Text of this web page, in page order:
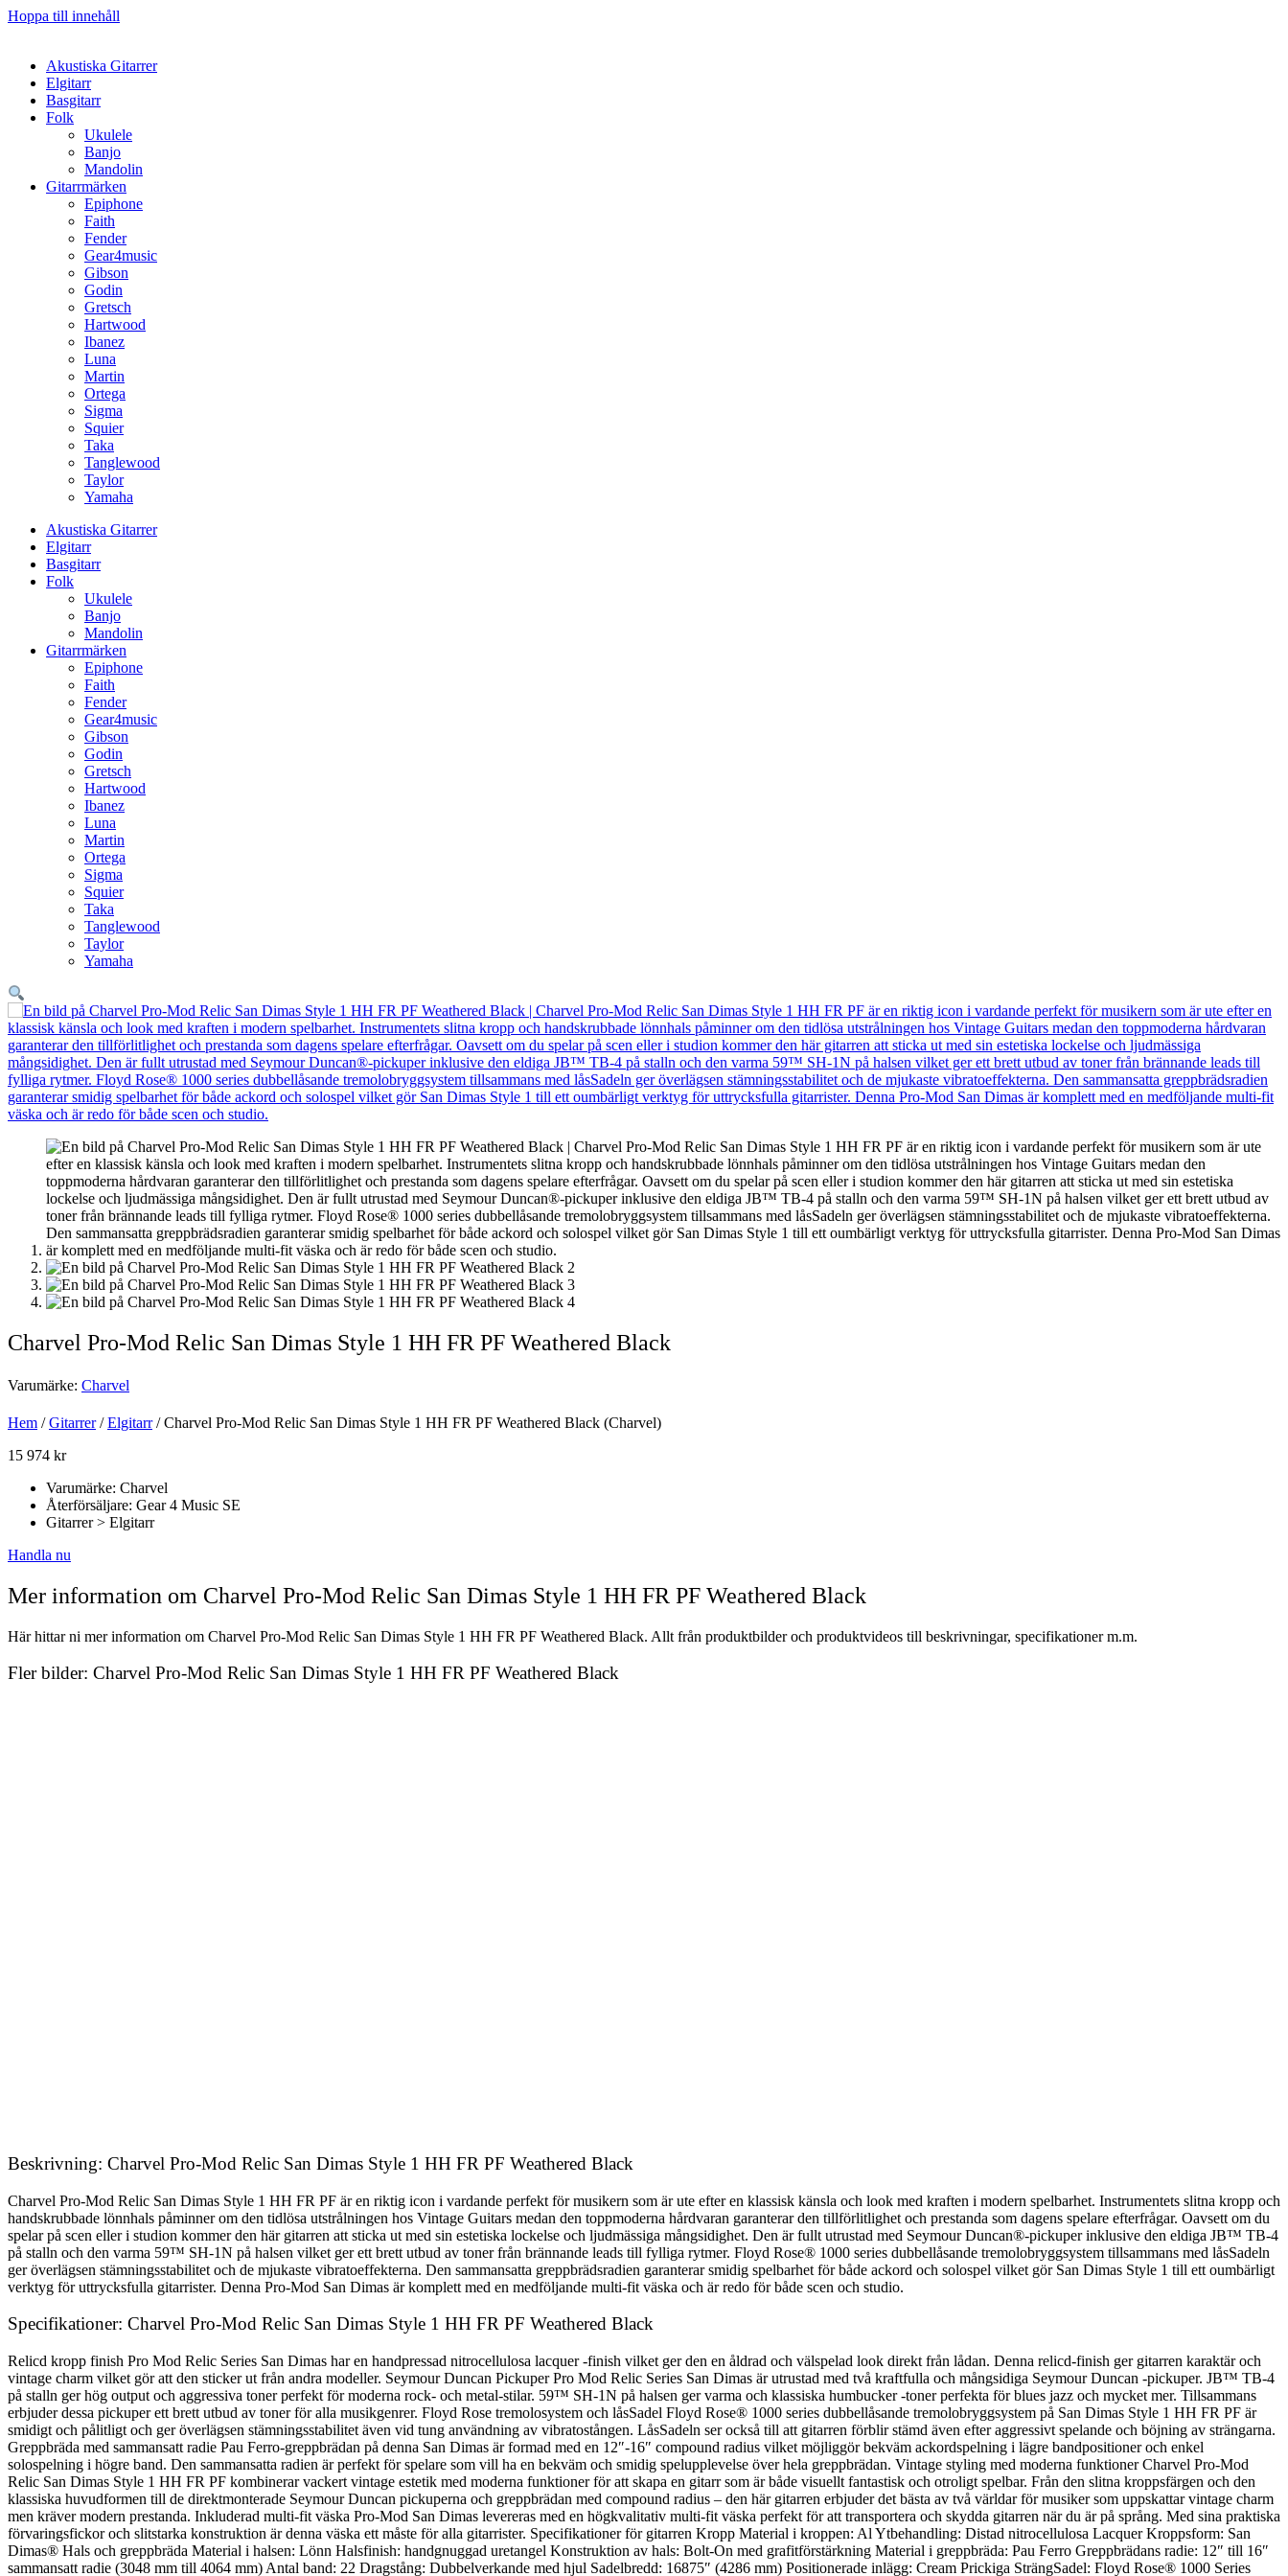
Hoppa till innehåll
Akustiska Gitarrer
Elgitarr
Basgitarr
Folk
Ukulele
Banjo
Mandolin
Gitarrmärken
Epiphone
Faith
Fender
Gear4music
Gibson
Godin
Gretsch
Hartwood
Ibanez
Luna
Martin
Ortega
Sigma
Squier
Taka
Tanglewood
Taylor
Yamaha
Akustiska Gitarrer
Elgitarr
Basgitarr
Folk
Ukulele
Banjo
Mandolin
Gitarrmärken
Epiphone
Faith
Fender
Gear4music
Gibson
Godin
Gretsch
Hartwood
Ibanez
Luna
Martin
Ortega
Sigma
Squier
Taka
Tanglewood
Taylor
Yamaha
Charvel Pro-Mod Relic San Dimas Style 1 HH FR PF Weathered Black
Varumärke: Charvel
Hem /Gitarrer/Elgitarr/ Charvel Pro-Mod Relic San Dimas Style 1 HH FR PF Weathered Black (Charvel)
15 974 kr
Varumärke: Charvel
Återförsäljare: Gear 4 Music SE
Gitarrer > Elgitarr
Handla nu
Mer information om Charvel Pro-Mod Relic San Dimas Style 1 HH FR PF Weathered Black
Här hittar ni mer information om Charvel Pro-Mod Relic San Dimas Style 1 HH FR PF Weathered Black. Allt från produktbilder och produktvideos till beskrivningar, specifikationer m.m.
Fler bilder: Charvel Pro-Mod Relic San Dimas Style 1 HH FR PF Weathered Black
Beskrivning: Charvel Pro-Mod Relic San Dimas Style 1 HH FR PF Weathered Black
Charvel Pro-Mod Relic San Dimas Style 1 HH FR PF är en riktig icon i vardande perfekt för musikern som är ute efter en klassisk känsla och look med kraften i modern spelbarhet. Instrumentets slitna kropp och
handskrubbade lönnhals påminner om den tidlösa utstrålningen hos Vintage Guitars medan den toppmoderna hårdvaran garanterar den tillförlitlighet och prestanda som dagens spelare efterfrågar. Oavsett om du
spelar på scen eller i studion kommer den här gitarren att sticka ut med sin estetiska lockelse och ljudmässiga mångsidighet. Den är fullt utrustad med Seymour Duncan®-pickuper inklusive den eldiga JB™ TB-4
på stalln och den varma 59™ SH-1N på halsen vilket ger ett brett utbud av toner från brännande leads till fylliga rytmer. Floyd Rose® 1000 series dubbellåsande tremolobryggsystem tillsammans med låsSadeln
ger överlägsen stämningsstabilitet och de mjukaste vibratoeffekterna. Den sammansatta greppbrädsradien garanterar smidig spelbarhet för både ackord och solospel vilket gör San Dimas Style 1 till ett oumbärligt
verktyg för uttrycksfulla gitarrister. Denna Pro-Mod San Dimas är komplett med en medföljande multi-fit väska och är redo för både scen och studio.
Specifikationer: Charvel Pro-Mod Relic San Dimas Style 1 HH FR PF Weathered Black
Relicd kropp finish Pro Mod Relic Series San Dimas har en handpressad nitrocellulosa lacquer -finish vilket ger den en åldrad och välspelad look direkt från lådan. Denna relicd-finish ger gitarren karaktär och
vintage charm vilket gör att den sticker ut från andra modeller. Seymour Duncan Pickuper Pro Mod Relic Series San Dimas är utrustad med två kraftfulla och mångsidiga Seymour Duncan -pickuper. JB™ TB-4
på stalln ger hög output och aggressiva toner perfekt för moderna rock- och metal-stilar. 59™ SH-1N på halsen ger varma och klassiska humbucker -toner perfekta för blues jazz och mycket mer. Tillsammans
erbjuder dessa pickuper ett brett utbud av toner för alla musikgenrer. Floyd Rose tremolosystem och låsSadel Floyd Rose® 1000 series dubbellåsande tremolobryggsystem på San Dimas Style 1 HH FR PF är
smidigt och pålitligt och ger överlägsen stämningsstabilitet även vid tung användning av vibratostången. LåsSadeln ser också till att gitarren förblir stämd även efter aggressivt spelande och böjning av strängarna.
Greppbräda med sammansatt radie Pau Ferro-greppbrädan på denna San Dimas är formad med en 12″-16″ compound radius vilket möjliggör bekväm ackordspelning i lägre bandpositioner och enkel
solospelning i högre band. Den sammansatta radien är perfekt för spelare som vill ha en bekväm och smidig spelupplevelse över hela greppbrädan. Vintage styling med moderna funktioner Charvel Pro-Mod
Relic San Dimas Style 1 HH FR PF kombinerar vackert vintage estetik med moderna funktioner för att skapa en gitarr som är både visuellt fantastisk och otroligt spelbar. Från den slitna kroppsfärgen och den
klassiska huvudformen till de direktmonterade Seymour Duncan pickuperna och greppbrädan med compound radius – den här gitarren erbjuder det bästa av två världar för musiker som uppskattar vintage charm
men kräver modern prestanda. Inkluderad multi-fit väska Pro-Mod San Dimas levereras med en högkvalitativ multi-fit väska perfekt för att transportera och skydda gitarren när du är på språng. Med sina praktiska
förvaringsfickor och slitstarka konstruktion är denna väska ett måste för alla gitarrister. Specifikationer för gitarren Kropp Material i kroppen: Al Ytbehandling: Distad nitrocellulosa Lacquer Kroppsform: San
Dimas® Hals och greppbräda Material i halsen: Lönn Halsfinish: handgnuggad uretangel Konstruktion av hals: Bolt-On med grafitförstärkning Material i greppbräda: Pau Ferro Greppbrädans radie: 12″ till 16″
sammansatt radie (3048 mm till 4064 mm) Antal band: 22 Dragstång: Dubbelverkande med hjul Sadelbredd: 16875″ (4286 mm) Positionerade inlägg: Cream Prickiga SträngSadel: Floyd Rose® 1000 Series